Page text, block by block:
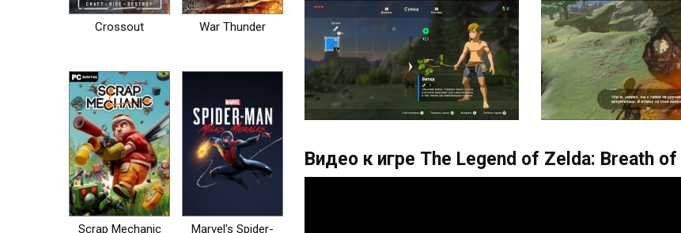
Crossout War Thunder
Scrap Mechanic
Marvel's Spider-
Видео к игре The Legend of Zelda: Breath of